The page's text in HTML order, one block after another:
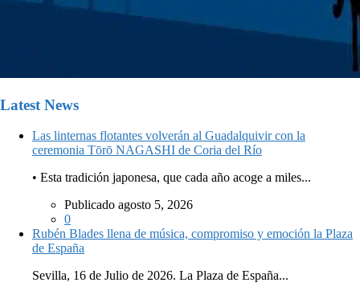
Latest News
Las linternas flotantes volverán al Guadalquivir con la
ceremonia Tōrō NAGASHI de Coria del Río
• Esta tradición japonesa, que cada año acoge a miles...
Publicado agosto 5, 2026
0
Rubén Blades llena de música, compromiso y emoción la Plaza
de España
Sevilla, 16 de Julio de 2026. La Plaza de España...